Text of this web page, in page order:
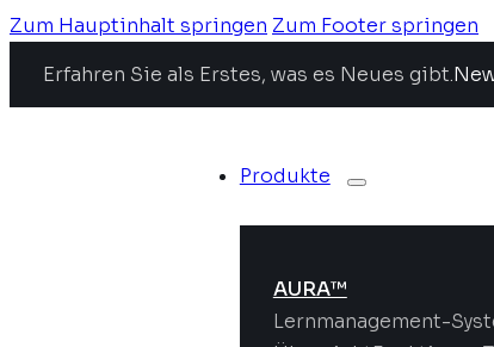
Zum Hauptinhalt springen Zum Footer springen
Erfahren Sie als Erstes, was es Neues gibt.
Produkte
AURA™
Lernmanagement-